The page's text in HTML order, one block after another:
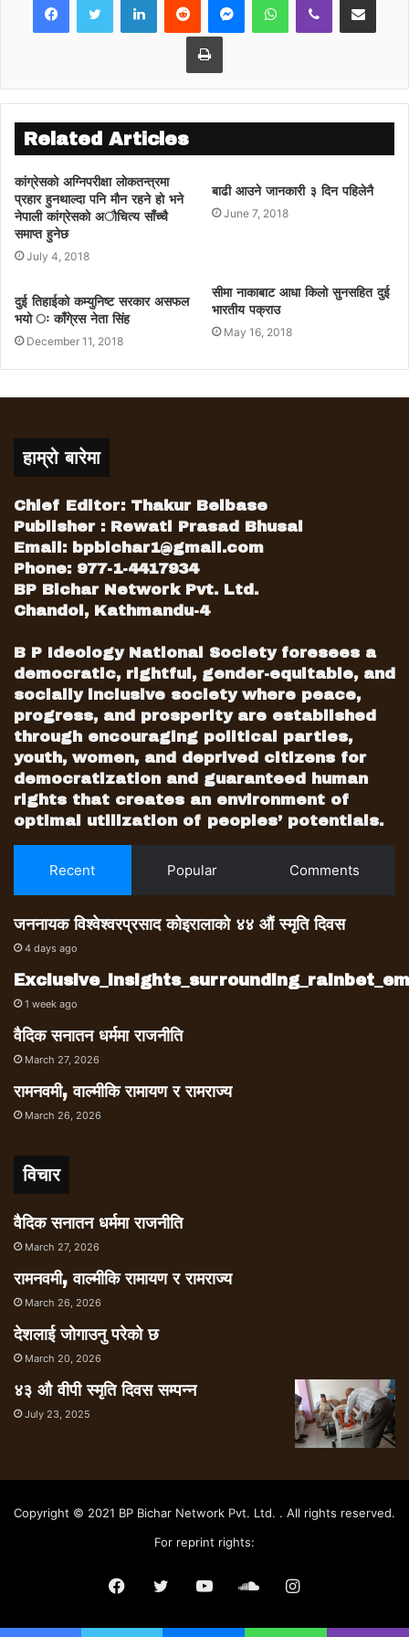
प्रेस सल्लाहकार महेन्द्र विष्टका अनुसार आजै बजेट
सार्वजनिक गर्ने तयारी छ ।
माओवादी केन्द्रको समर्थन फिर्तापछि अल्पमतमा परेको
सरकारको नीति तथा कार्यक्रम बुधबार मात्र
प्रदेशसभामा पेश भएको थियो । तर साँझ अधिवेशन
अन्त्य गरेर अध्यादेशमार्फत बजेट ल्याउन लागिएको हो ।
copied from online khabar
Print
Related Articles
कांग्रेसकाे अग्निपरीक्षा लाेकतन्त्रमा
प्रहार हुनथाल्दा पनि माैन रहने हाे भने
नेपाली कांग्रेसकाे अाैचित्य साँच्चै
समाप्त हुनेछ
July 4, 2018
बाढी आउने जानकारी ३ दिन पहिलेनै
June 7, 2018
दुई तिहाईको कम्युनिष्ट सरकार असफल
भयो ः काँगे्रस नेता सिंह
December 11, 2018
सीमा नाकाबाट आधा किलो सुनसहित दुई
भारतीय पक्राउ
May 16, 2018
हाम्रो बारेमा
Chief Editor: Thakur Belbase
Publisher : Rewati Prasad Bhusal
Email: bpbichar1@gmail.com
Phone: 977-1-4417934
BP Bichar Network Pvt. Ltd.
Chandol, Kathmandu-4
B P Ideology National Society foresees a
democratic, rightful, gender-equitable, and
socially inclusive society where peace,
progress, and prosperity are established
through encouraging political parties,
youth, women, and deprived citizens for
democratization and guaranteed human
rights that creates an environment of
optimal utilization of peoples’ potentials.
Recent Popular Comments
जननायक विश्वेश्वरप्रसाद कोइरालाको ४४ औं स्मृति दिवस
4 days ago
1 week ago
वैदिक सनातन धर्ममा राजनीति
March 27, 2026
रामनवमी, वाल्मीकि रामायण र रामराज्य
March 26, 2026
विचार
वैदिक सनातन धर्ममा राजनीति
March 27, 2026
रामनवमी, वाल्मीकि रामायण र रामराज्य
March 26, 2026
देशलाई जोगाउनु परेको छ
March 20, 2026
४३ औ वीपी स्मृति दिवस सम्पन्न
July 23, 2025
Copyright © 2021 BP Bichar Network Pvt. Ltd. . All rights reserved.
For reprint rights:
Facebook
TwitterYouTubeSoundCloud
Instagram